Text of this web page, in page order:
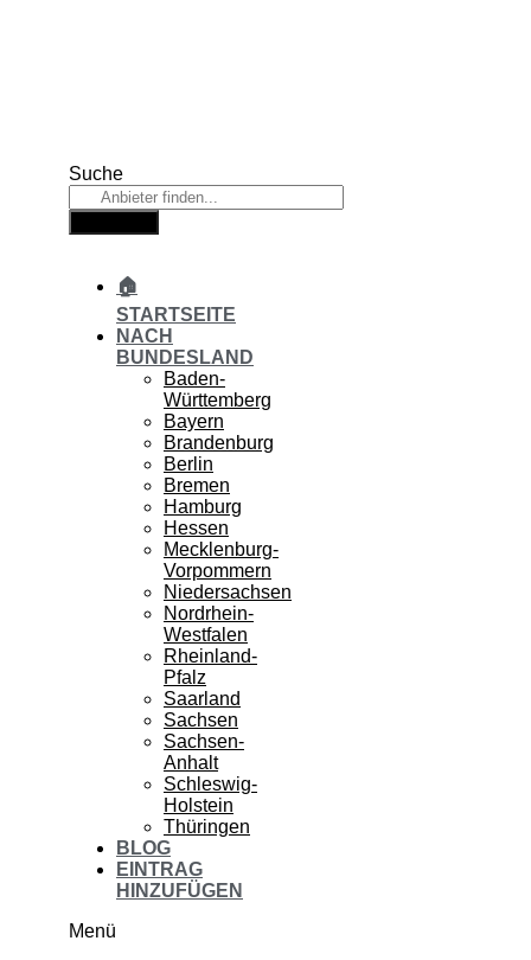
Suche
🏠
STARTSEITE
NACH
BUNDESLAND
Baden-
Württemberg
Bayern
Brandenburg
Berlin
Bremen
Hamburg
Hessen
Mecklenburg-
Vorpommern
Niedersachsen
Nordrhein-
Westfalen
Rheinland-
Pfalz
Saarland
Sachsen
Sachsen-
Anhalt
Schleswig-
Holstein
Thüringen
BLOG
EINTRAG
HINZUFÜGEN
Menü